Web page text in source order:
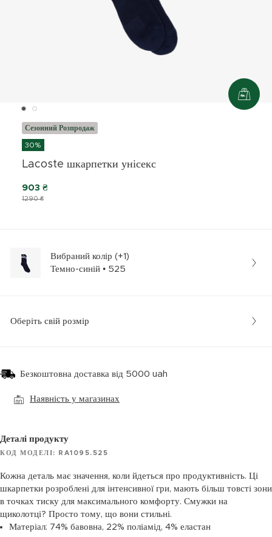
Сезонний Розпродаж
30%
Lacoste шкарпетки унісекс
1290 ₴
903 ₴
Вибраний колір (+1)
Темно-синій • 525
Оберіть свій розмір
Безкоштовна доставка від 5000 uah
Наявність у магазинах
Деталі продукту
КОД МОДЕЛІ: RA1095.525
Кожна деталь має значення, коли йдеться про продуктивність. Ці
шкарпетки розроблені для інтенсивної гри, мають більш товсті зони
в точках тиску для максимального комфорту. Смужки на
щиколотці? Просто тому, що вони стильні.
Матеріал: 74% бавовна, 22% поліамід, 4% еластан